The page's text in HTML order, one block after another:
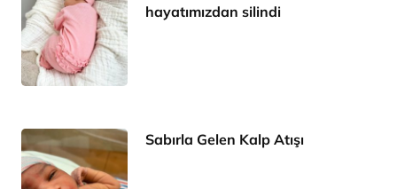
hayatımızdan silindi
Sabırla Gelen Kalp Atışı